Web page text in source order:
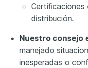
Certificaciones
distribución.
Nuestro consejo
manejado
inesperadas o